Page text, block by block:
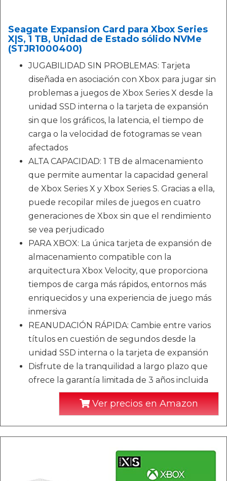
Seagate Expansion Card para Xbox Series
X|S, 1 TB, Unidad de Estado sólido NVMe
(STJR1000400)
JUGABILIDAD SIN PROBLEMAS: Tarjeta
diseñada en asociación con Xbox para jugar sin
problemas a juegos de Xbox Series X desde la
unidad SSD interna o la tarjeta de expansión
sin que los gráficos, la latencia, el tiempo de
carga o la velocidad de fotogramas se vean
afectados
ALTA CAPACIDAD: 1 TB de almacenamiento
que permite aumentar la capacidad general
de Xbox Series X y Xbox Series S. Gracias a ella,
puede recopilar miles de juegos en cuatro
generaciones de Xbox sin que el rendimiento
se vea perjudicado
PARA XBOX: La única tarjeta de expansión de
almacenamiento compatible con la
arquitectura Xbox Velocity, que proporciona
tiempos de carga más rápidos, entornos más
enriquecidos y una experiencia de juego más
inmersiva
REANUDACIÓN RÁPIDA: Cambie entre varios
títulos en cuestión de segundos desde la
unidad SSD interna o la tarjeta de expansión
Disfrute de la tranquilidad a largo plazo que
ofrece la garantía limitada de 3 años incluida
Ver precios en Amazon